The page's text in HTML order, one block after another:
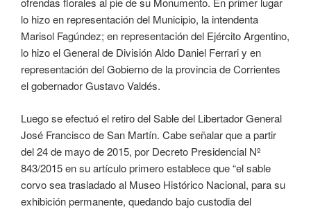
lo hizo en representación del Municipio, la intendenta
Marisol Fagúndez; en representación del Ejército Argentino,
lo hizo el General de División Aldo Daniel Ferrari y en
representación del Gobierno de la provincia de Corrientes
el gobernador Gustavo Valdés.
Luego se efectuó el retiro del Sable del Libertador General
José Francisco de San Martín. Cabe señalar que a partir
del 24 de mayo de 2015, por Decreto Presidencial Nº
843/2015 en su artículo primero establece que “el sable
corvo sea trasladado al Museo Histórico Nacional, para su
exhibición permanente, quedando bajo custodia del